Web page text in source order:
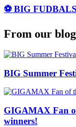
⚽ BIG
From our blog
BIG Summer
GIGAMAX Fan
winners!